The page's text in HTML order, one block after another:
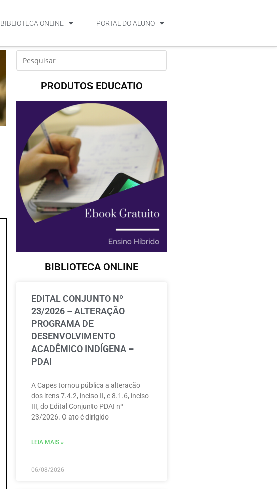
BIBLIOTECA ONLINE PORTAL DO ALUNO
PRODUTOS EDUCATIO
BIBLIOTECA ONLINE
EDITAL CONJUNTO Nº
23/2026 – ALTERAÇÃO
PROGRAMA DE
DESENVOLVIMENTO
ACADÊMICO INDÍGENA –
PDAI
A Capes tornou pública a alteração
dos itens 7.4.2, inciso II, e 8.1.6, inciso
III, do Edital Conjunto PDAI nº
23/2026. O ato é dirigido
LEIA MAIS »
06/08/2026